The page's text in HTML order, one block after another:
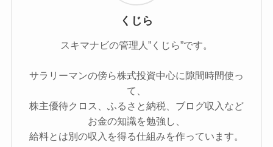
くじら
スキマナビの管理人”くじら”です。
サラリーマンの傍ら株式投資中心に隙間時間使っ
て、
株主優待クロス、ふるさと納税、ブログ収入など
お金の知識を勉強し、
給料とは別の収入を得る仕組みを作っています。